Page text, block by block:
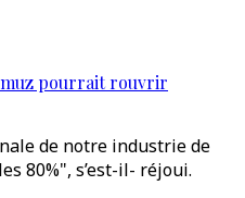
pourrait rouvrir
de notre industrie de
80%", s’est-il- réjoui.